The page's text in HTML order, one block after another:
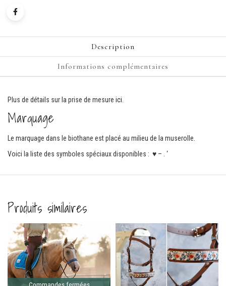
Description
Informations complémentaires
Plus de détails sur la prise de mesure ici
Marquage
Le marquage dans le biothane est placé au milieu de la muserolle.
Voici la liste des symboles spéciaux disponibles : ♥ – . ‘
Produits similaires